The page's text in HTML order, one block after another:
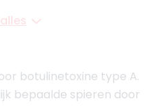
een afspraak
Den Haag
botulinetoxine type A.
bepaalde spieren door